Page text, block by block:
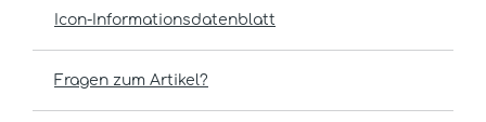
Icon-Informationsdatenblatt
Fragen zum Artikel?